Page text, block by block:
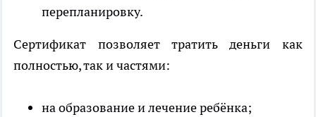
перепланировку.
Сертификат позволяет тратить деньги как
полностью, так и частями:
на образование и лечение ребёнка;